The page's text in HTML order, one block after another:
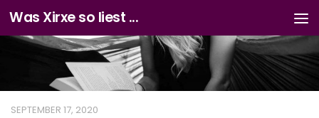
Zum Inhalt springen
Was Xirxe so liest ...
SEPTEMBER 17, 2020